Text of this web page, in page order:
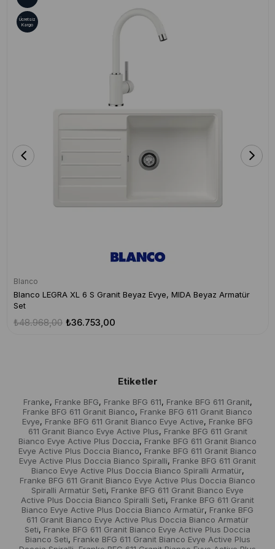
Blanco
Blanco LEGRA XL 6 S Granit Beyaz Evye, MIDA Beyaz Armatür
Set
₺36.753,00
₺48.968,00
Ücretsiz
Kargo
Etiketler
Franke, Franke BFG, Franke BFG 611, Franke BFG 611 Granit,
Franke BFG 611 Granit Bianco, Franke BFG 611 Granit Bianco
Evye, Franke BFG 611 Granit Bianco Evye Active, Franke BFG
611 Granit Bianco Evye Active Plus, Franke BFG 611 Granit
Bianco Evye Active Plus Doccia, Franke BFG 611 Granit Bianco
Evye Active Plus Doccia Bianco, Franke BFG 611 Granit Bianco
Evye Active Plus Doccia Bianco Spiralli, Franke BFG 611 Granit
Bianco Evye Active Plus Doccia Bianco Spiralli Armatür,
Franke BFG 611 Granit Bianco Evye Active Plus Doccia Bianco
Spiralli Armatür Seti, Franke BFG 611 Granit Bianco Evye
Active Plus Doccia Bianco Spiralli Seti, Franke BFG 611 Granit
Bianco Evye Active Plus Doccia Bianco Armatür, Franke BFG
611 Granit Bianco Evye Active Plus Doccia Bianco Armatür
Seti, Franke BFG 611 Granit Bianco Evye Active Plus Doccia
Bianco Seti, Franke BFG 611 Granit Bianco Evye Active Plus